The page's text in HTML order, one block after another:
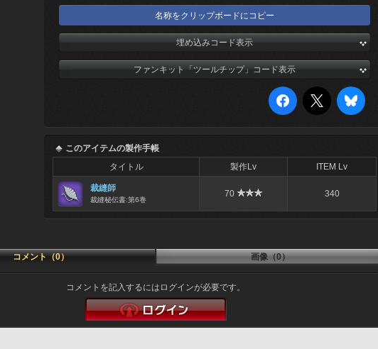
名称をクリップボードにコピー
埋め込みコード表示
ファンキット「ツールチップ」コード表示
このアイテムの製作手帳
タイトル
製作Lv ITEM Lv
裁縫師
裁縫秘伝書:第6巻
70 340
コメント（0） 画像（0）
コメントを記入するにはログインが必要です。